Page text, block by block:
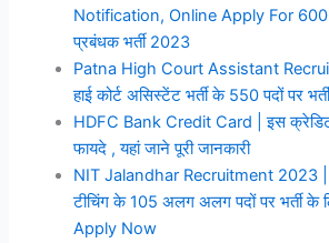
Notification, Online Apply For
प्रबंधक भर्ती 2023
Patna High Court Assistant
हाई कोर्ट असिस्टेंट भर्ती के 550 पदों पर
HDFC Bank Credit Card | इस क्रेडिट
फायदे , यहां जाने पूरी जानकारी
NIT Jalandhar Recruitment 2023 |
टीचिंग के 105 अलग अलग पदों पर भर्ती के
Apply Now